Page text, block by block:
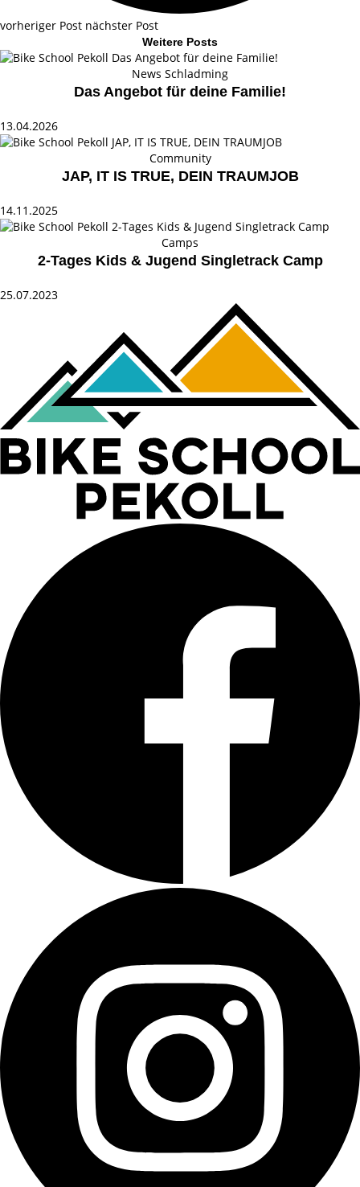
vorheriger Post nächster Post
Weitere Posts
News Schladming
Das Angebot für deine Familie!
13.04.2026
Community
JAP, IT IS TRUE, DEIN TRAUMJOB
14.11.2025
Camps
2-Tages Kids & Jugend Singletrack Camp
25.07.2023